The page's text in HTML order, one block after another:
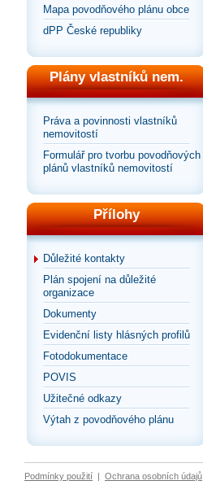
Mapa povodňového plánu obce
dPP České republiky
Plány vlastníků nem.
Práva a povinnosti vlastníků
nemovitostí
Formulář pro tvorbu povodňových
plánů vlastníků nemovitostí
Přílohy
Důležité kontakty
Plán spojení na důležité
organizace
Dokumenty
Evidenční listy hlásných profilů
Fotodokumentace
POVIS
Užitečné odkazy
Výtah z povodňového plánu
Podmínky použití | Ochrana osobních údajů